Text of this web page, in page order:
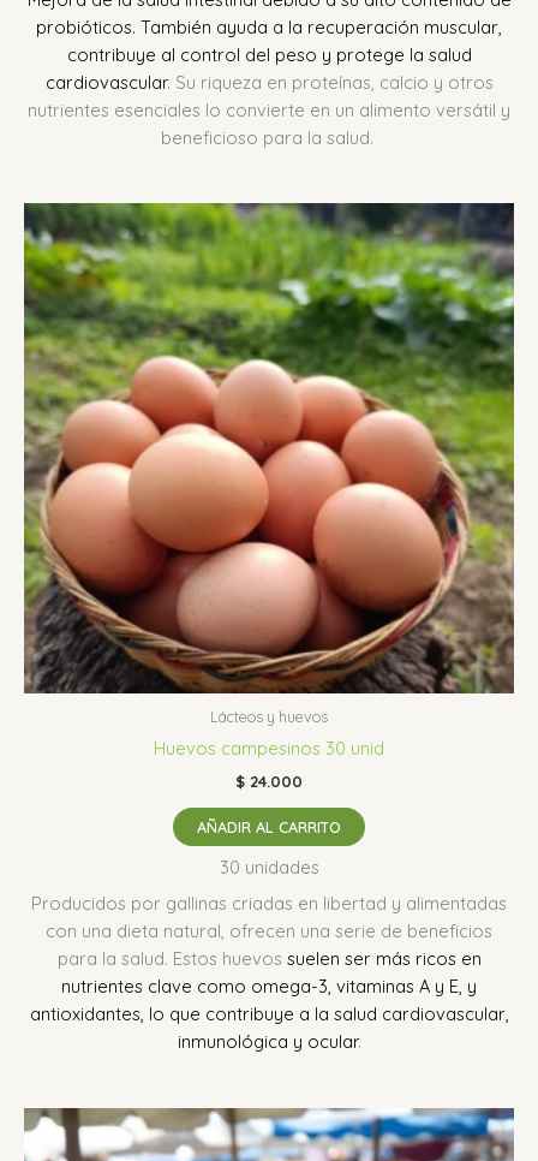
probióticos. También ayuda a la recuperación muscular,
contribuye al control del peso y protege la salud
cardiovascular. Su riqueza en proteínas, calcio y otros
nutrientes esenciales lo convierte en un alimento versátil y
beneficioso para la salud.
Lácteos y huevos
Huevos campesinos 30 unid
$ 24.000
AÑADIR AL CARRITO
30 unidades
Producidos por gallinas criadas en libertad y alimentadas
con una dieta natural, ofrecen una serie de beneficios
para la salud. Estos huevos suelen ser más ricos en
nutrientes clave como omega-3, vitaminas A y E, y
antioxidantes, lo que contribuye a la salud cardiovascular,
inmunológica y ocular.